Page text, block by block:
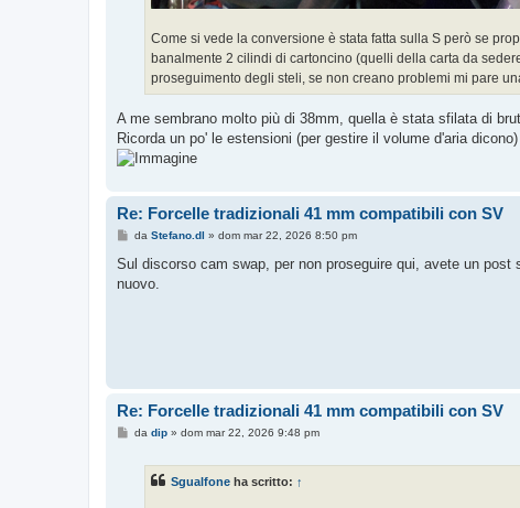
Come si vede la conversione è stata fatta sulla S però se
banalmente 2 cilindi di cartoncino (quelli della carta da
proseguimento degli steli, se non creano problemi mi pare
A me sembrano molto più di 38mm, quella è stata sfilata di
Ricorda un po' le estensioni (per gestire il volume d'aria
Re: Forcelle tradizionali 41 mm compatibili con SV
M
s
a
da Stefano.dl » dom mar 22, 2026 8:50 pm
Sul discorso cam swap, per non proseguire qui, avete un
nuovo.
Re: Forcelle tradizionali 41 mm compatibili con SV
Mda dip» dom mar 22, 2026 9:48 pm
Sgualfone ha scritto: ↑